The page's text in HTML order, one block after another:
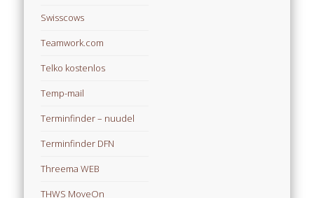
Swisscows
Teamwork.com
Telko kostenlos
Temp-mail
Terminfinder – nuudel
Terminfinder DFN
Threema WEB
THWS MoveOn